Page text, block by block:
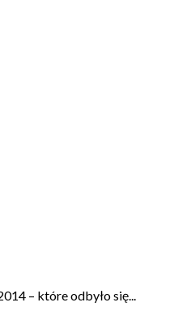
– które odbyło się...